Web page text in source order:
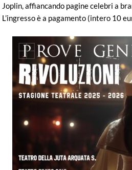
Joplin, affiancando pagine celebri a
L’ingresso è a pagamento (intero 10